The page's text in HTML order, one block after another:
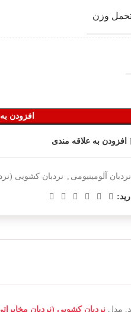
تحمل وزن
افزودن
افزودن به علاقه مندی
نردبان آلومینیومی , نردبان کشویی
نردبان کشویی (نردبان